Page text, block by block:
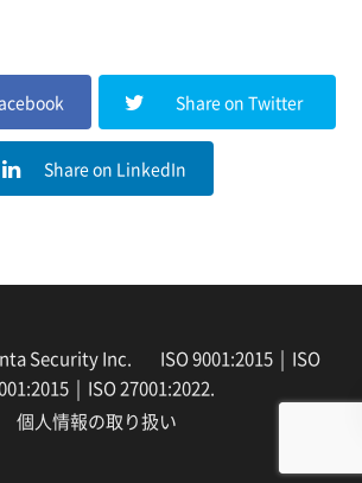
Share on Twitter
Share on LinkedIn
Security Inc. ISO 9001:2015 | ISO
| ISO 27001:2022.
個人情報の取り扱い